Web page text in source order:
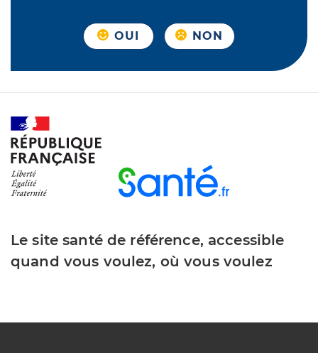
OUI NON
Le site santé de référence, accessible
quand vous voulez, où vous voulez